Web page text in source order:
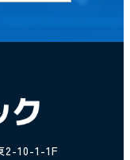
2-10-1-1F